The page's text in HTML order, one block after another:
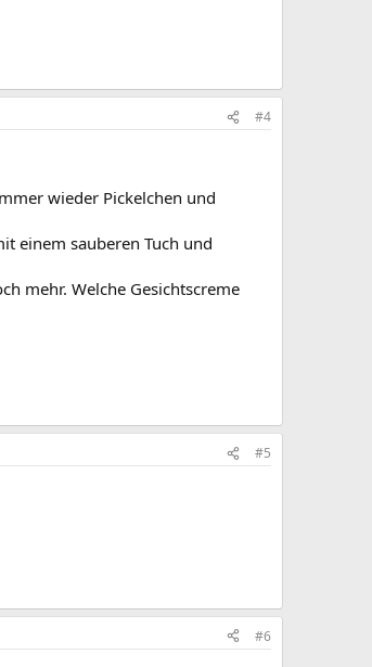
#4
wieder Pickelchen und
einem sauberen Tuch und
mehr. Welche Gesichtscreme
#5
#6